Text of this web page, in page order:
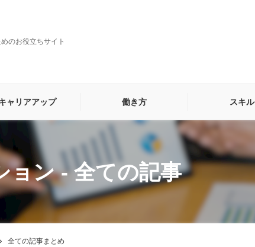
のお役立ちサイト
ャリアアップ 働き方 スキル
ョン 全ての記事
全ての記事まとめ